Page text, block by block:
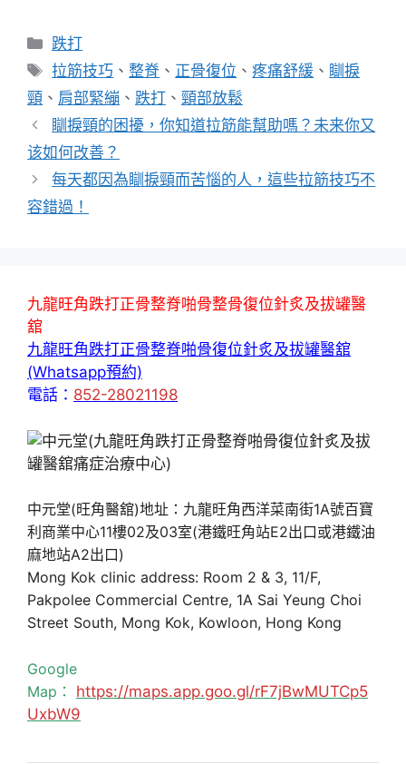
分
類
跌打
標
籤
拉筋技巧 、整脊 、 正骨復位 、疼痛舒緩 、 瞓捩
頸 、 肩部緊繃 、 跌打 、 頸部放鬆
瞓捩頸的困擾，你知道拉筋能幫助嗎？未来你又
该如何改善？
每天都因為瞓捩頸而苦惱的人，這些拉筋技巧不
容錯過！
九龍旺角跌打正骨整脊啪骨整骨復位針炙及拔罐醫
舘
九龍旺角跌打正骨整脊啪骨復位針炙及拔罐醫舘
(Whatsapp預約)
電話： 852-28021198
中元堂(旺角醫舘)地址：九龍旺角西洋菜南街1A號百寶
利商業中心11樓02及03室(港鐵旺角站E2出口或港鐵油
麻地站A2出口)
Mong Kok clinic address: Room 2 & 3, 11/F,
Pakpolee Commercial Centre, 1A Sai Yeung Choi
Street South, Mong Kok, Kowloon, Hong Kong
Google
Map： https://maps.app.goo.gl/rF7jBwMUTCp5
UxbW9